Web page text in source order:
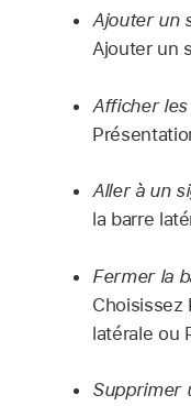
Ajouter un
Ajouter un
Afficher
Aller à un
la barre
Fermer la
Choisissez
latérale ou
Supprimer